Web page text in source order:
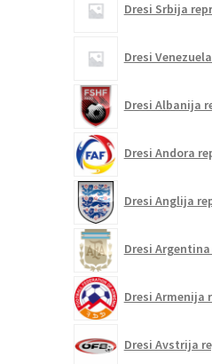
Dresi Srbija
Dresi
Dresi Albanija
Dresi Andora
Dresi Anglija
Dresi
Dresi Armenija
Dresi Avstrija